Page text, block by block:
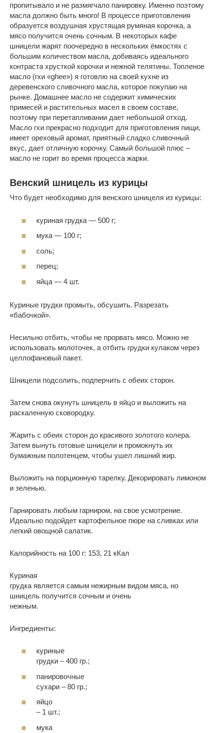
пропитывало и не размягчало панировку. Именно поэтому
масла должно быть много! В процессе приготовления
образуется воздушная хрустящая румяная корочка, а
мясо получится очень сочным. В некоторых кафе
шницели жарят поочередно в нескольких ёмкостях с
большим количеством масла, добиваясь идеального
контраста хрусткой корочки и нежной телятины. Топленое
масло (гхи «ghee») я готовлю на своей кухне из
деревенского сливочного масла, которое покупаю на
рынке. Домашнее масло не содержит химических
примесей и растительных масел в своем составе,
поэтому при перетапливании дает небольшой отход.
Масло гхи прекрасно подходит для приготовления пищи,
имеет ореховый аромат, приятный сладко сливочный
вкус, дает отличную корочку. Самый большой плюс –
масло не горит во время процесса жарки.
Венский шницель из курицы
Что будет необходимо для венского шницеля из курицы:
куриная грудка — 500 г;
мука — 100 г;
соль;
перец;
яйца — 4 шт.
Куриные грудки промыть, обсушить. Разрезать
«бабочкой».
Несильно отбить, чтобы не прорвать мясо. Можно не
использовать молоточек, а отбить грудки кулаком через
целлофановый пакет.
Шницели подсолить, подперчить с обеих сторон.
Затем снова окунуть шницель в яйцо и выложить на
раскаленную сковородку.
Жарить с обеих сторон до красивого золотого колера.
Затем вынуть готовые шницели и промокнуть их
бумажным полотенцем, чтобы ушел лишний жир.
Выложить на порционную тарелку. Декорировать лимоном
и зеленью.
Гарнировать любым гарниром, на свое усмотрение.
Идеально подойдет картофельное пюре на сливках или
легкий овощной салатик.
Калорийность на 100 г: 153, 21 кКал
Куриная
грудка является самым нежирным видом мяса, но
шницель получится сочным и очень
нежным.
Ингредиенты:
куриные
грудки – 400 гр.;
панировочные
сухари – 80 гр.;
яйцо
– 1 шт.;
мука